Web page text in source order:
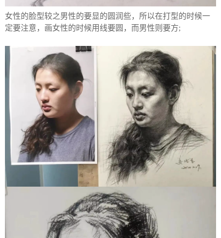
女性的脸型较之男性的要显的圆润些，所以在打型的时候一
定要注意，画女性的时候用线要圆，而男性则要方;